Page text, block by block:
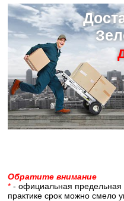
Обратите внимание
* - официальная предельная
практике срок можно смело